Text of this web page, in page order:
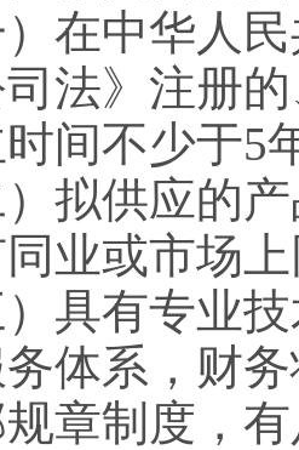
中华人民
法》注册
间不少于5
供应的产
业或市场
有专业技
体系，财
章制度，